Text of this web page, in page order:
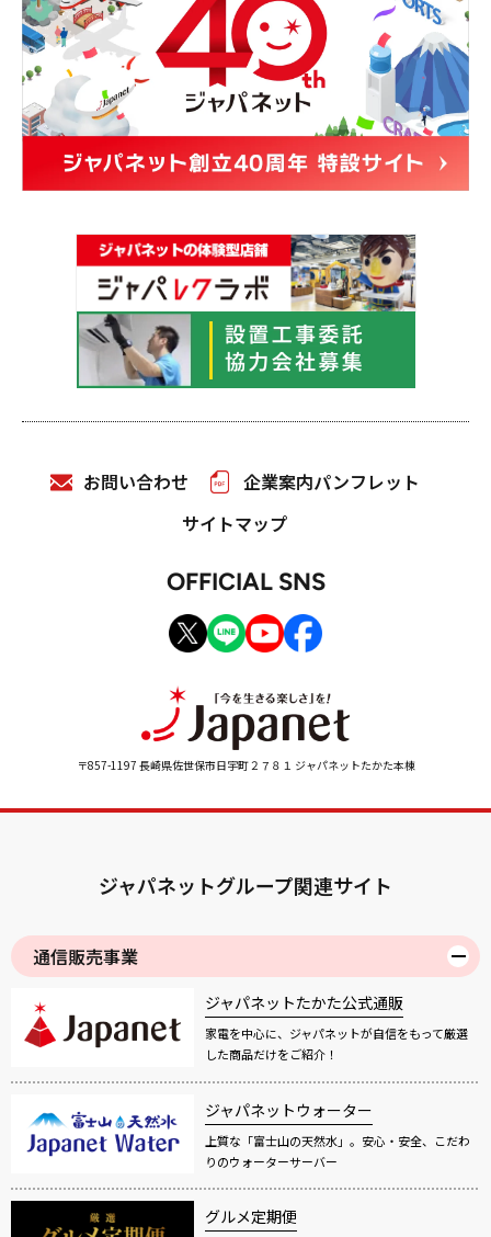
〒857-1197 長崎県佐世保市日宇町２７８１ ジャパネットたかた本棟
お問い合わせ
企業案内パンフレット
サイトマップ
OFFICIAL SNS
ジャパネットグループ関連サイト
通信販売事業
ジャパネットたかた公式通販
家電を中心に、ジャパネットが自信をもって厳選
した商品だけをご紹介！
ジャパネットウォーター
上質な「富士山の天然水」。安心・安全、こだわ
りのウォーターサーバー
グルメ定期便